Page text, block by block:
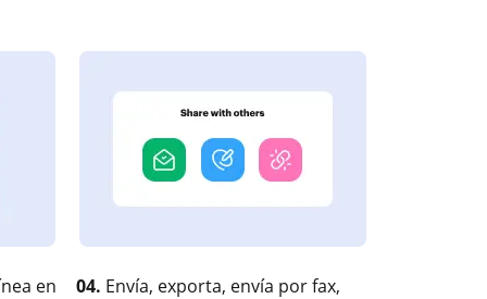
en 04. Envía, exporta, envía por fax,